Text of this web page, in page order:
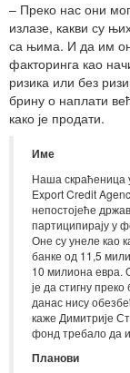
– Преко нас они
излазе, какви су
са њима. И да им
факторинга као
ризика или без
брину о наплати
како је продати.
Име
Наша скраћеница
Export Credit
непостојеће
партиципирају у
Оне су унеле као
банке од 11,5
10 милиона евра.
је да стигну
данас нису
каже Димитрије
фонд требало да
Планови